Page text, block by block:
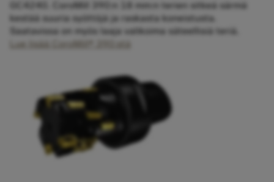
GC4240. CoroMill 390:n 18 mm:n terien sitkeä särmä
kestää suuria syöttöjä ja raskasta koneistusta.
Saatavissa on myös laaja valikoima säteellisiä teriä.
Lue lisää CoroMill® 390:stä